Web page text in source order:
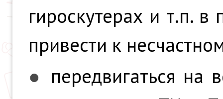
гироскутерах и т.п.
привести к
● передвигаться на